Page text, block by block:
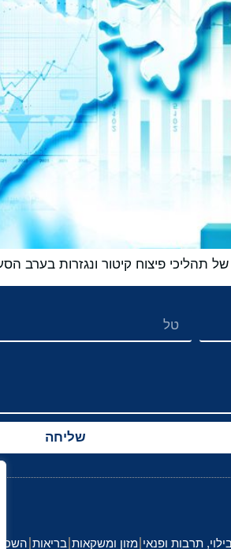
פיצוח קיטור ונגזרות בערב
שליחה
תרבות ופנאי מזון ומשקאות בריאות